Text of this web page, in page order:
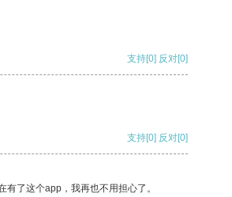
支持[0] 反对[0]
支持[0] 反对[0]
了这个app，我再也不用担心了。